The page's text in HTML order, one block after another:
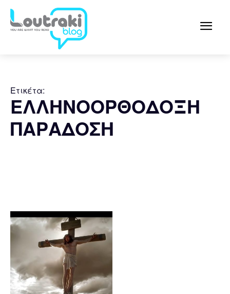
Ετικέτα:
ΕΛΛΗΝΟΟΡΘΟΔΟΞΗ
ΠΑΡΑΔΟΣΗ